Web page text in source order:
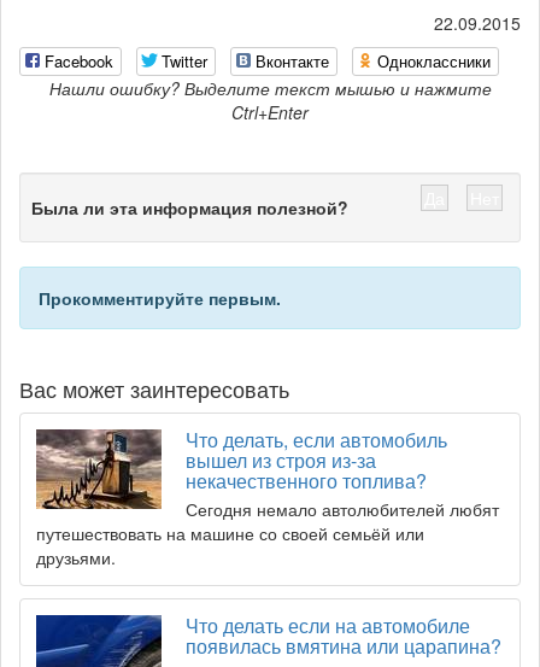
22.09.2015
Facebook Twitter Вконтакте Одноклассники
Нашли ошибку? Выделите текст мышью и нажмите
Ctrl+Enter
Была ли эта информация полезной?
Прокомментируйте первым.
Вас может заинтересовать
Что делать, если автомобиль
вышел из строя из-за
некачественного топлива?
Сегодня немало автолюбителей любят
путешествовать на машине со своей семьёй или
друзьями.
Что делать если на автомобиле
появилась вмятина или царапина?